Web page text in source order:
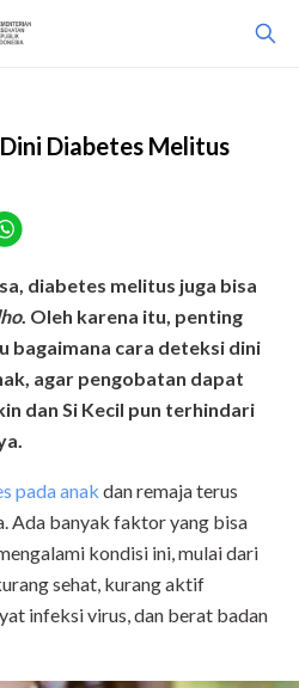
Diabetes Melitus
diabetes melitus juga bisa
. Oleh karena itu, penting
bagaimana cara deteksi dini
agar pengobatan dapat
dan Si Kecil pun terhindari
pada anak dan remaja terus
Ada banyak faktor yang bisa
kondisi ini, mulai dari
sehat, kurang aktif
infeksi virus, dan berat badan